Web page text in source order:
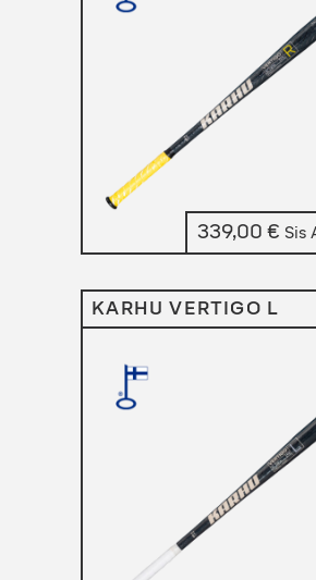
339,00 € Sis
KARHU VERTIGO L